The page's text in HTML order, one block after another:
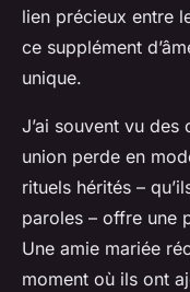
lien précieux entre
ce supplément
unique.
J’ai souvent vu
union perde en
rituels hérités –
paroles – offre une
Une amie mariée
moment où ils ont